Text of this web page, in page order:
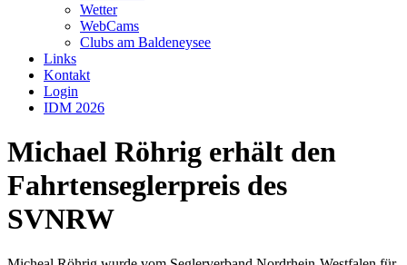
Wetter
WebCams
Clubs am Baldeneysee
Links
Kontakt
Login
IDM 2026
Michael Röhrig erhält den
Fahrtenseglerpreis des
SVNRW